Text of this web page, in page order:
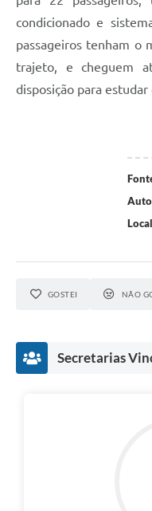
condicionado e
passageiros tenham o
trajeto, e cheguem
disposição para estudar
GOSTEI NÃO
Secretarias